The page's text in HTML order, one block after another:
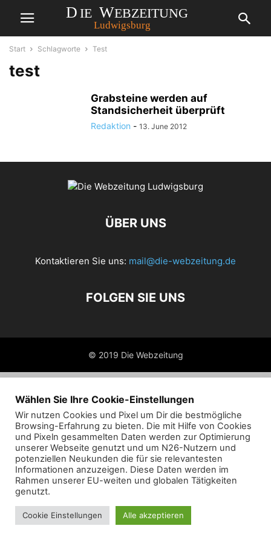
Start Schlagworte Test
test
Grabsteine werden auf
Standsicherheit überprüft
Redaktion - 13. June 2012
ÜBER UNS
Kontaktieren Sie uns: mail@die-webzeitung.de
FOLGEN SIE UNS
© 2019 Die Webzeitung
Wählen Sie Ihre Cookie-Einstellungen
Wir nutzen Cookies und Pixel um Dir die bestmögliche
Browsing-Erfahrung zu bieten. Die mit Hilfe von Cookies
und Pixeln gesammelten Daten werden zur Optimierung
unserer Webseite genutzt und um N26-Nutzern und
potenziellen Neukunden die für sie relevantesten
Informationen anzuzeigen. Diese Daten werden im
Rahmen unserer EU-weiten und globalen Tätigkeiten
genutzt.
Cookie Einstellungen Alle akzeptieren